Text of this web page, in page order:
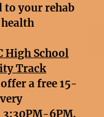
to your rehab
High School
Track
a free 15-
3:30PM-6PM.